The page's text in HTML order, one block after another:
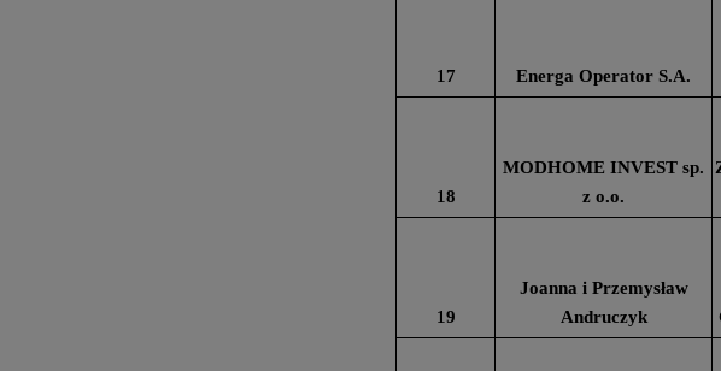
17 Energa Operator S.A.
18
MODHOME INVEST sp.
z o.o.
19
Joanna i Przemysław
Andruczyk